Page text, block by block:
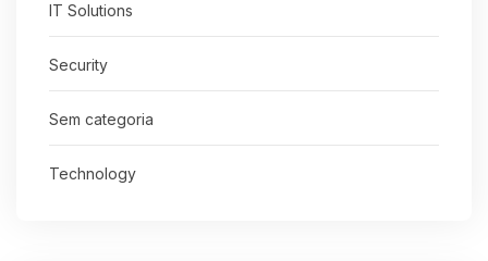
IT Solutions
Security
Sem categoria
Technology